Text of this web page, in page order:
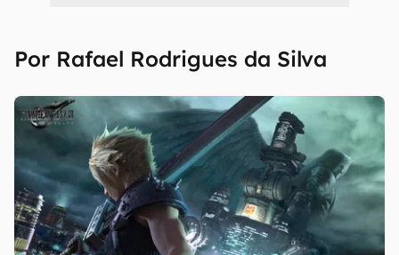
Por Rafael Rodrigues da Silva